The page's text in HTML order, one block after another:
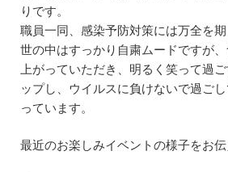
ケアプラン作成までの流れ
相談支援センター
介護タクシー
りです。
職員一同、感染予防対策には万全を期
世の中はすっかり自粛ムードですが
上がっていただき、明るく笑って過
ップし、ウイルスに負けないで過ご
っています。
最近のお楽しみイベントの様子をお伝